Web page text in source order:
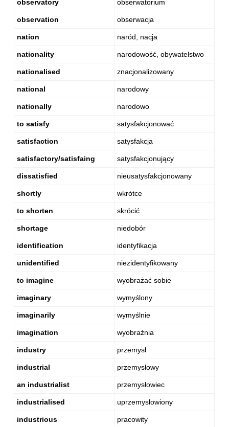
observatory obserwatorium
observation obserwacja
nation naród, nacja
nationality narodowość, obywatelstwo
nationalised znacjonalizowany
national narodowy
nationally narodowo
to satisfy satysfakcjonować
satisfaction satysfakcja
satisfactory/satisfaing satysfakcjonujący
dissatisfied nieusatysfakcjonowany
shortly wkrótce
to shorten skrócić
shortage niedobór
identification identyfikacja
unidentified niezidentyfikowany
to imagine wyobrażać sobie
imaginary wymyślony
imaginarily wymyślnie
imagination wyobraźnia
industry przemysł
industrial przemysłowy
an industrialist przemysłowiec
industrialised uprzemysłowiony
industrious pracowity